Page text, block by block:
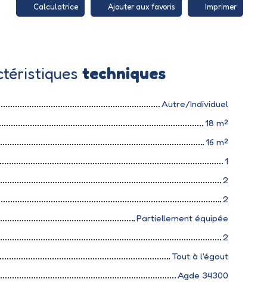
Calculatrice Ajouter aux favoris Imprimer
techniques
Autre/Individuel
18 m²
16 m²
1
2
2
Partiellement équipée
2
Tout à l'égout
Agde 34300